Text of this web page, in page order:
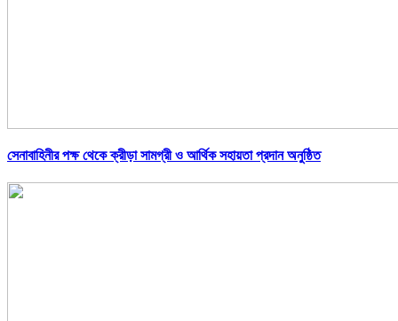
সেনাবাহিনীর পক্ষ থেকে ক্রীড়া সামগ্রী ও আর্থিক সহায়তা প্রদান অনুষ্ঠিত